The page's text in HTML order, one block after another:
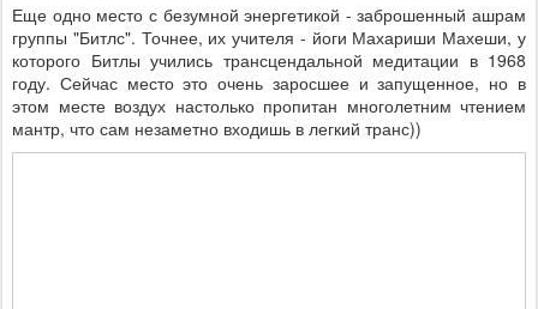
Еще одно место с безумной энергетикой - заброшенный ашрам
группы "Битлс". Точнее, их учителя - йоги Махариши Махеши, у
которого Битлы учились трансцендальной медитации в 1968
году. Сейчас место это очень заросшее и запущенное, но в
этом месте воздух настолько пропитан многолетним чтением
мантр, что сам незаметно входишь в легкий транс))